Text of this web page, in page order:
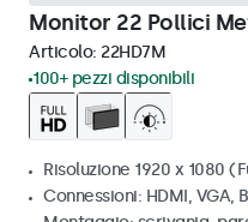
Monitor 22 Pollici
Articolo: 22HD7M
100+ pezzi disponibili
Risoluzione 1920 x 1080
Connessioni: HDMI, VGA,